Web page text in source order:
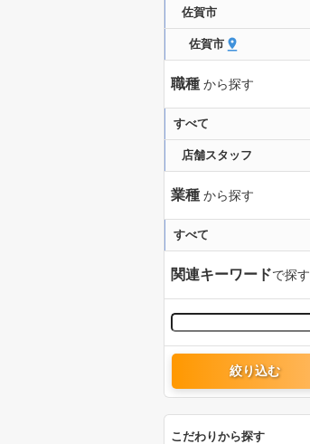
佐賀市
佐賀市
職種 から探す
すべて
店舗スタッフ
業種 から探す
すべて
関連キーワードで探す
絞り込む
こだわりから探す